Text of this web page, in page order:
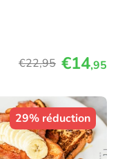
€22,95 €14,95
29% réduction